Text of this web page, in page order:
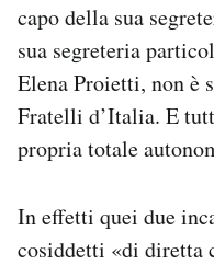
Newsletter
Notifiche mobile
Regala il Post
Hai bisogno di aiuto?
Esci
capo della sua
sua segreteria
Elena Proietti, non è
Fratelli d’Italia. E
propria totale
In effetti quei due
cosiddetti «di diretta